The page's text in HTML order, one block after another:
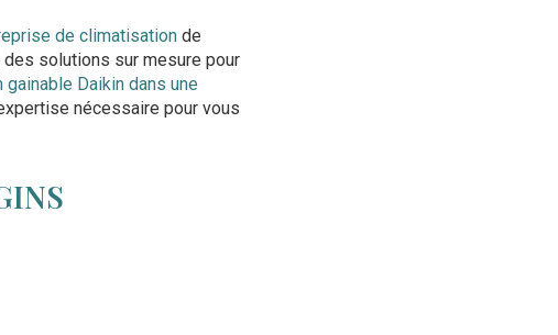
de climatisation de
solutions sur mesure pour
Daikin dans une
nécessaire pour vous